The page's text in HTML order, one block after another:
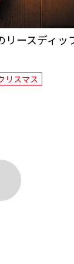
リースディッ
リスマス